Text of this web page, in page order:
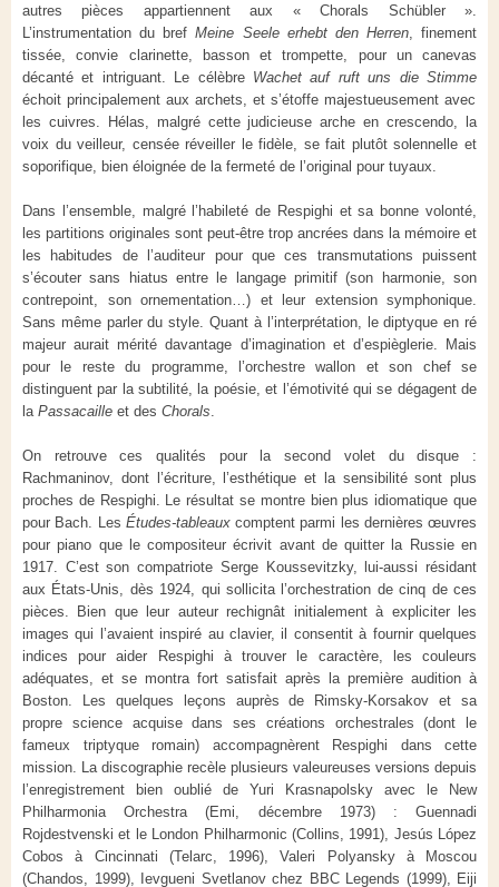
autres pièces appartiennent aux « Chorals Schübler ».
L’instrumentation du brefMeine Seele erhebt den Herren, finement
tissée, convie clarinette, basson et trompette, pour un canevas
décanté et intriguant. Le célèbre Wachet auf ruft uns die Stimme
échoit principalement aux archets, et s’étoffe majestueusement avec
les cuivres. Hélas, malgré cette judicieuse arche en crescendo, la
voix du veilleur, censée réveiller le fidèle, se fait plutôt solennelle et
soporifique, bien éloignée de la fermeté de l’original pour tuyaux.
Dans l’ensemble, malgré l’habileté de Respighi et sa bonne volonté,
les partitions originales sont peut-être trop ancrées dans la mémoire et
les habitudes de l’auditeur pour que ces transmutations puissent
s’écouter sans hiatus entre le langage primitif (son harmonie, son
contrepoint, son ornementation…) et leur extension symphonique.
Sans même parler du style. Quant à l’interprétation, le diptyque en ré
majeur aurait mérité davantage d’imagination et d’espièglerie. Mais
pour le reste du programme, l’orchestre wallon et son chef se
distinguent par la subtilité, la poésie, et l’émotivité qui se dégagent de
la Passacaille et des Chorals
On retrouve ces qualités pour la second volet du disque :
Rachmaninov, dont l’écriture, l’esthétique et la sensibilité sont plus
proches de Respighi. Le résultat se montre bien plus idiomatique que
pour Bach. Les Études-tableauxcomptent parmi les dernières œuvres
pour piano que le compositeur écrivit avant de quitter la Russie en
1917. C’est son compatriote Serge Koussevitzky, lui-aussi résidant
aux États-Unis, dès 1924, qui sollicita l’orchestration de cinq de ces
pièces. Bien que leur auteur rechignât initialement à expliciter les
images qui l’avaient inspiré au clavier, il consentit à fournir quelques
indices pour aider Respighi à trouver le caractère, les couleurs
adéquates, et se montra fort satisfait après la première audition à
Boston. Les quelques leçons auprès de Rimsky-Korsakov et sa
propre science acquise dans ses créations orchestrales (dont le
fameux triptyque romain) accompagnèrent Respighi dans cette
mission. La discographie recèle plusieurs valeureuses versions depuis
l’enregistrement bien oublié de Yuri Krasnapolsky avec le New
Philharmonia Orchestra (Emi, décembre 1973) : Guennadi
Rojdestvenski et le London Philharmonic (Collins, 1991), Jesús López
Cobos à Cincinnati (Telarc, 1996), Valeri Polyansky à Moscou
(Chandos, 1999), Ievgueni Svetlanov chez BBC Legends (1999), Eiji